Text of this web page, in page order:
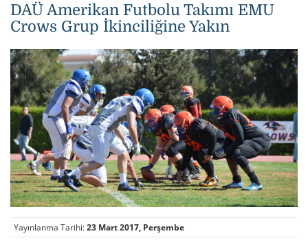
DAÜ Amerikan Futbolu Takımı EMU
Crows Grup İkinciliğine Yakın
Yayınlanma Tarihi:23 Mart 2017, Perşembe